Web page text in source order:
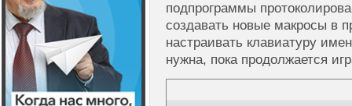
подпрограммы
создавать новые макросы в
настраивать клавиатуру
нужна, пока продолжается